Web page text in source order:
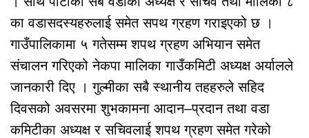
का वडासदस्यहरुलाई समेत सपथ ग्रहण गराइएको छ ।
गाउँपालिकामा ५ गतेसम्म शपथ ग्रहण अभियान समेत
संचालन गरिएको नेकपा मालिका गाउँकमिटी अध्यक्ष अर्यालले
जानकारी दिए । गुल्मीका सबै स्थानीय तहहरुले सहिद
दिवसको अवसरमा शुभकामना आदान–प्रदान तथा वडा
कमिटीका अध्यक्ष र सचिवलाई शपथ ग्रहण समेत गरेको